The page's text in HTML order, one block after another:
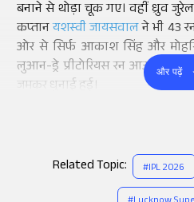
बनाने से थोड़ा चूक गए। वहीं ध्रुव
कप्तानयशस्वी जायसवालने भी 43
ओर से सिर्फ आकाश सिंह और
लुआन-ड्रे प्रीटोरियस रन आउट हो
जमकर धुनाई हुई।
और पढ़ें
Related Topic: #IPL 2026